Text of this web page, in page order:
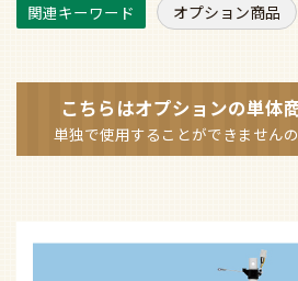
オプション商品
こちらはオプションの単体
単独で使用することができません